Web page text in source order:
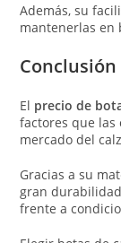
Además, su
mantenerlas en
Conclusión
El precio de
factores que
mercado del
Gracias a su
gran
frente a